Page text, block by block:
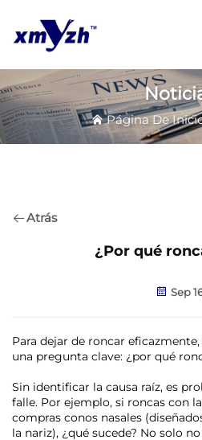
Página De
Atrás
¿Por qué
Sep
Para dejar de roncar
una pregunta clave: ¿por qué
Sin identificar la causa raíz, es
falle. Por ejemplo, si roncas con
compras conos nasales
la nariz), ¿qué sucede? No solo